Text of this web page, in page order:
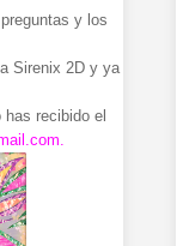
y los
Sirenix 2D y ya
recibido el